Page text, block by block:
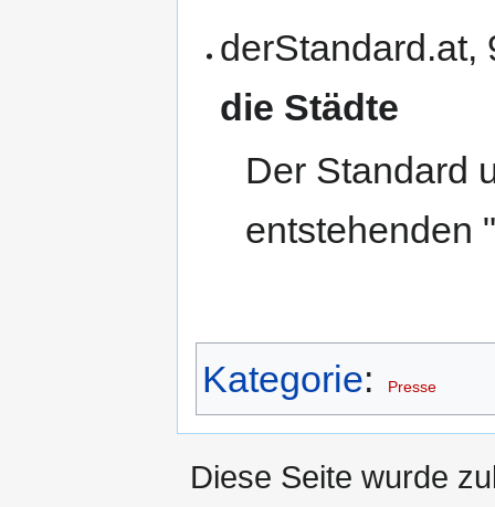
die Städte
Der Standard
entstehenden
Kategorie: Presse
Diese Seite wurde